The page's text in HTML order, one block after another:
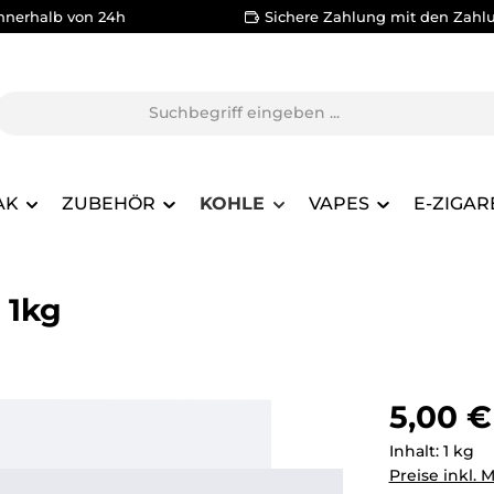
von 24h Sichere Zahlung mit den
ZUBEHÖR KOHLE VAPES E-
Regulärer
5,00 €
Inhalt: 1 kg
Preise inkl.